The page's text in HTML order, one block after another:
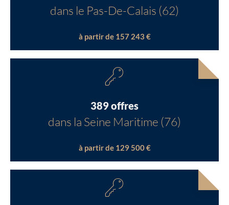
dans le Pas-De-Calais (62)
à partir de 157 243 €
389 offres
dans la Seine Maritime (76)
à partir de 129 500 €